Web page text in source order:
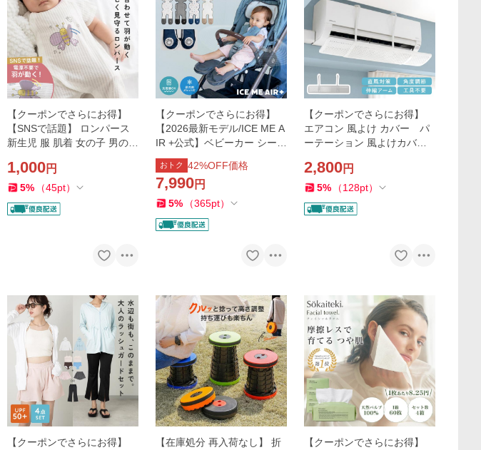
【クーポンでさらにお得】
【SNSで話題】 ロンパース
新生児 服 肌着 女の子 男の子
ロンパース 綿 100% おしゃ
れ 薄手
1,000円
5% （45pt）
【クーポンでさらにお得】
【2026最新モデル/ICE ME A
IR +公式】ベビーカー シート
ファン チャイルドシート 暑
さ対策 ベビーカー 扇風機
おトク 42%OFF価格
7,990円
5% （365pt）
【クーポンでさらにお得】
エアコン 風よけ カバー パ
ーテーション 風よけカバー
ュ 直撃風防止 家庭 オフィス
冷え対策
2,800円
5% （128pt）
【クーポンでさらにお得】
【在庫処分 再入荷なし】 折
【クーポンでさらにお得】